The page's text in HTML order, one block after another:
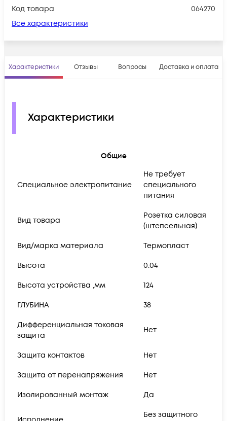
Код товара
064270
Все характеристики
Характеристики Отзывы Вопросы Доставка и оплата
Характеристики
Общие
Cпециальное электропитание
Не требует
специального
питания
Вид товара
Розетка силовая
(штепсельная)
Вид/марка материала Термопласт
Высота 0.04
Высота устройства ,мм 124
ГЛУБИНА 38
Дифференциальная токовая
защита
Нет
Защита контактов Нет
Защита от перенапряжения Нет
Изолированный монтаж Да
Без защитного